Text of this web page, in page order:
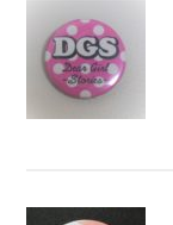
ま
ん
し